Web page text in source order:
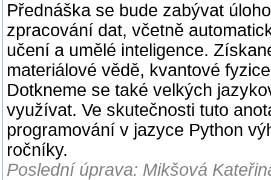
Přednáška se bude zabývat
zpracování dat, včetně
učení a umělé inteligence.
materiálové vědě, kvantové
Dotkneme se také velkých
využívat. Ve skutečnosti tuto
programování v jazyce Python
ročníky.
Poslední úprava: Mikšová